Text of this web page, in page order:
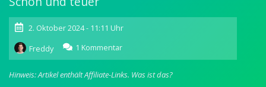
2. Oktober 2024 - 11:11 Uhr
Freddy
1 Kommentar
Bose
SoundLink
Home:
Hinweis: Artikel enthält Affiliate-Links. Was ist das?